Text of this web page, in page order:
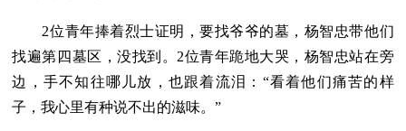
2位青年捧着烈士证明，要找爷爷的墓，杨智忠带他们
找遍第四墓区，没找到。2位青年跪地大哭，杨智忠站在旁
边，手不知往哪儿放，也跟着流泪：“看着他们痛苦的样
子，我心里有种说不出的滋味。”